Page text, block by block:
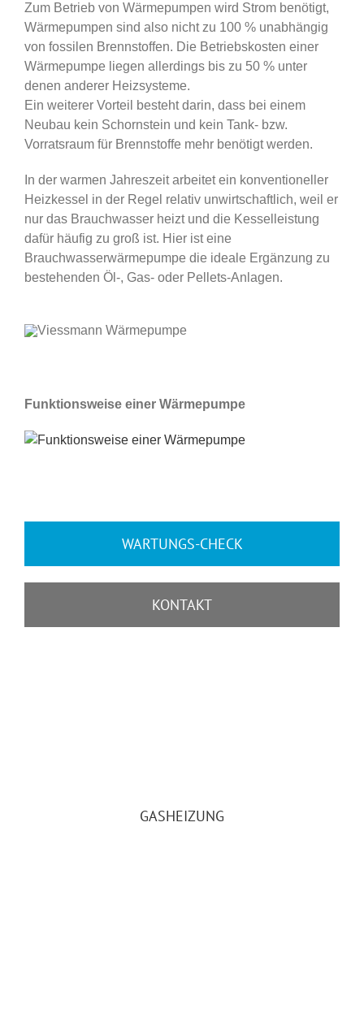
Zum Betrieb von Wärmepumpen wird Strom benötigt,
Wärmepumpen sind also nicht zu 100 % unabhängig
von fossilen Brennstoffen. Die Betriebskosten einer
Wärmepumpe liegen allerdings bis zu 50 % unter
denen anderer Heizsysteme.
Ein weiterer Vorteil besteht darin, dass bei einem
Neubau kein Schornstein und kein Tank- bzw.
Vorratsraum für Brennstoffe mehr benötigt werden.
In der warmen Jahreszeit arbeitet ein konventioneller
Heizkessel in der Regel relativ unwirtschaftlich, weil er
nur das Brauchwasser heizt und die Kesselleistung
dafür häufig zu groß ist. Hier ist eine
Brauchwasserwärmepumpe die ideale Ergänzung zu
bestehenden Öl-, Gas- oder Pellets-Anlagen.
Funktionsweise einer Wärmepumpe
WARTUNGS-CHECK
KONTAKT
GASHEIZUNG